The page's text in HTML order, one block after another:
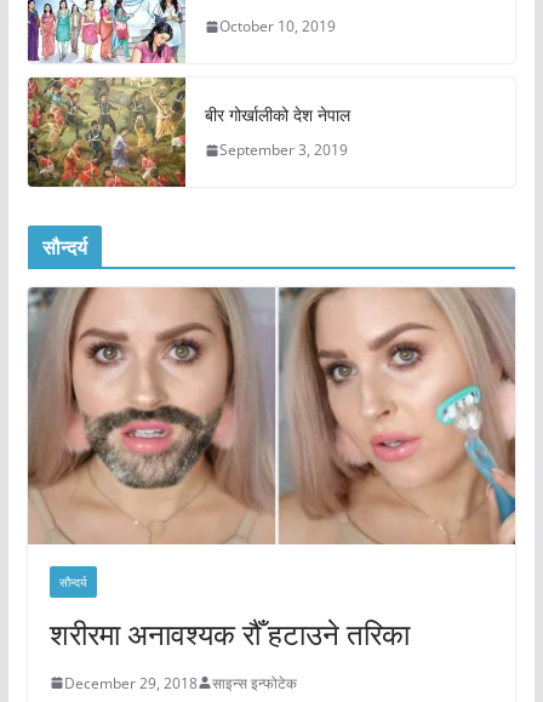
October 10, 2019
बीर गोर्खालीको देश नेपाल
September 3, 2019
सौन्दर्य
सौन्दर्य
शरीरमा अनावश्यक रौँ हटाउने तरिका
December 29, 2018 साइन्स इन्फोटेक